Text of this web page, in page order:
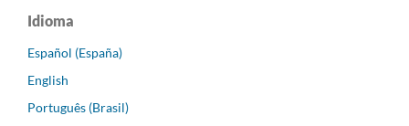
Idioma
Español (España)
English
Português (Brasil)